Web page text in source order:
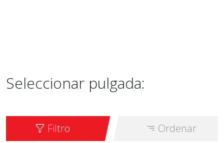
Seleccionar pulgada:
Filtro Ordenar